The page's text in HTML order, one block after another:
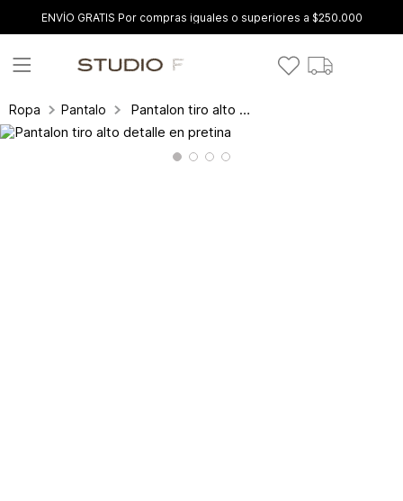
ENVÍO GRATIS Por compras iguales o superiores a $250.000
Ropa Pantalones y leggings Pantalon tiro alto detalle en pretina